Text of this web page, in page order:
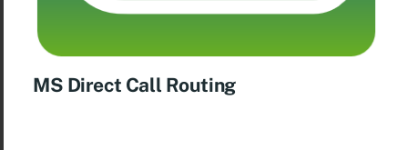
MS Di­rect Call Rou­ting